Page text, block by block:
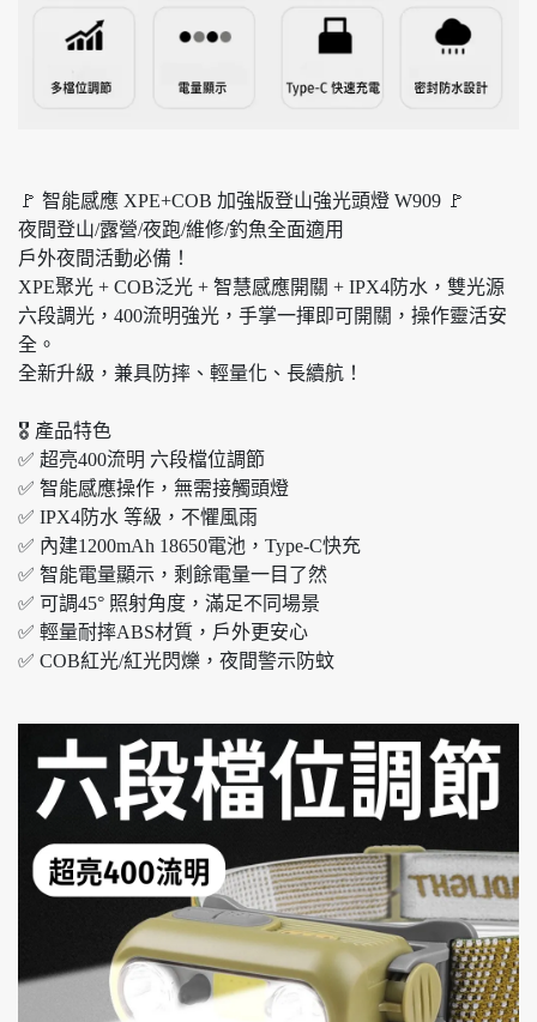
🚩 智能感應 XPE+COB 加強版登山強光頭燈 W909 🚩
夜間登山/露營/夜跑/維修/釣魚全面適用
戶外夜間活動必備！
XPE聚光 + COB泛光 + 智慧感應開關 + IPX4防水，雙光源
六段調光，400流明強光，手掌一揮即可開關，操作靈活安
全。
全新升級，兼具防摔、輕量化、長續航！
🎖 產品特色
✅ 超亮400流明 六段檔位調節
✅ 智能感應操作，無需接觸頭燈
✅ IPX4防水 等級，不懼風雨
✅ 內建1200mAh 18650電池，Type-C快充
✅ 智能電量顯示，剩餘電量一目了然
✅ 可調45° 照射角度，滿足不同場景
✅ 輕量耐摔ABS材質，戶外更安心
✅ COB紅光/紅光閃爍，夜間警示防蚊